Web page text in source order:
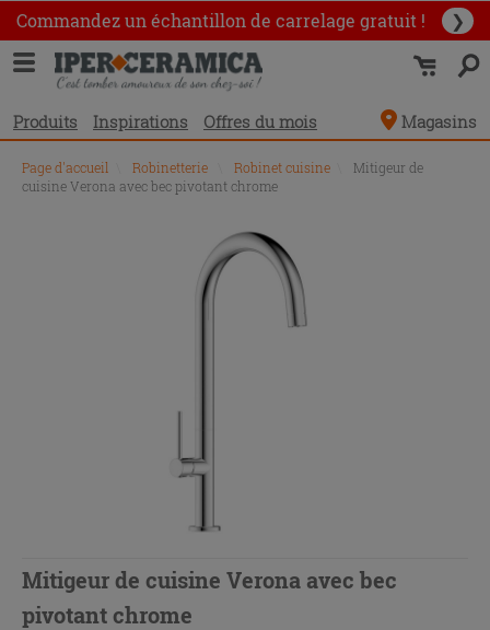
Commandez un échantillon de carrelage gratuit ! ❯
Produits Inspirations Offres du mois Magasins
Page d'accueil Robinetterie Robinet cuisine
Mitigeur de
cuisine Verona avec bec pivotant chrome
Mitigeur de cuisine Verona avec bec
pivotant chrome